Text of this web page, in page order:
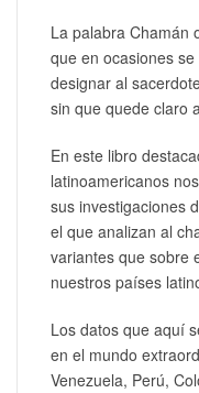
La palabra Chamán
que en ocasiones
designar al
sin que quede claro
En este libro
latinoamericanos
sus investigaciones
el que analizan al
variantes que sobre
nuestros países
Los datos que aquí
en el mundo
Venezuela, Perú,